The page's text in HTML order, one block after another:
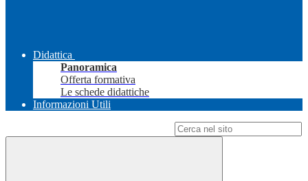
Didattica
Panoramica
Offerta formativa
Le schede didattiche
Informazioni Utili